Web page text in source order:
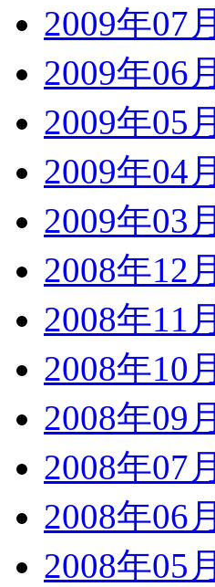
2009年07月
2009年06月
2009年05月
2009年04月
2009年03月
2008年12月
2008年11月
2008年10月
2008年09月
2008年07月
2008年06月
2008年05月